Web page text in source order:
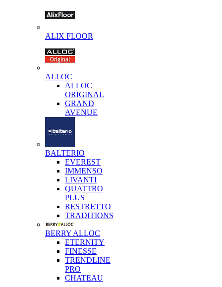
ALIX FLOOR
ALLOC
ALLOC
ORIGINAL
GRAND
AVENUE
BALTERIO
EVEREST
IMMENSO
LIVANTI
QUATTRO
PLUS
RESTRETTO
TRADITIONS
BERRY ALLOC
ETERNITY
FINESSE
TRENDLINE
PRO
CHATEAU